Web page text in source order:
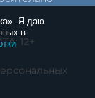
Я даю
в
12+